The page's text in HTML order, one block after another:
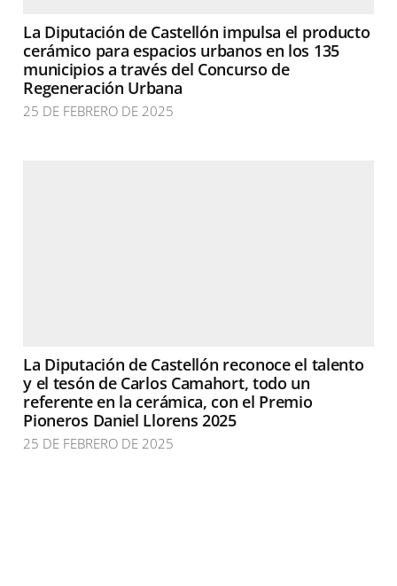
La Diputación de Castellón impulsa el producto
cerámico para espacios urbanos en los 135
municipios a través del Concurso de
Regeneración Urbana
25 DE FEBRERO DE 2025
La Diputación de Castellón reconoce el talento
y el tesón de Carlos Camahort, todo un
referente en la cerámica, con el Premio
Pioneros Daniel Llorens 2025
25 DE FEBRERO DE 2025